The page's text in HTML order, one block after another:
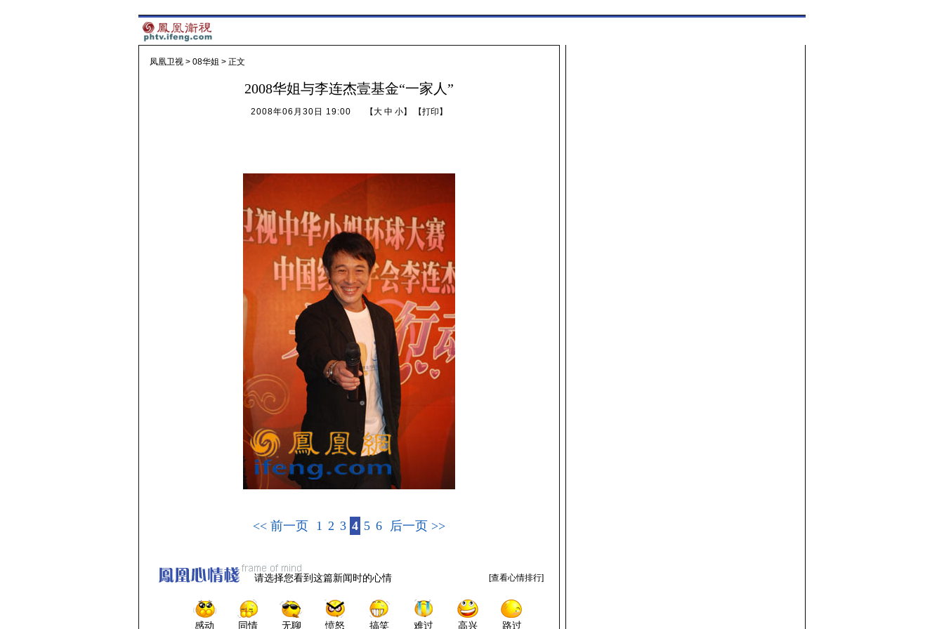
凤凰卫视 > 08华姐 > 正文
2008华姐与李连杰壹基金“一家人”
2008年06月30日 19:00 【大 中 小】 【打印 】
<< 前一页 1 2 3 4 5 6 后一页 >>
请选择您看到这篇新闻时的心情 [查看心情排行]
感动 同情 无聊 愤怒 搞笑 难过 高兴 路过